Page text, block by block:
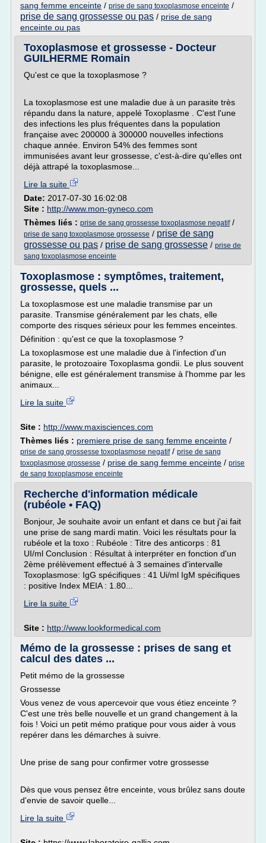
sang femme enceinte / prise de sang toxoplasmose enceinte /
prise de sang grossesse ou pas / prise de sang
enceinte ou pas
Toxoplasmose et grossesse - Docteur
GUILHERME Romain
Qu'est ce que la toxoplasmose ?
La toxoplasmose est une maladie due à un parasite très
répandu dans la nature, appelé Toxoplasme . C'est l'une
des infections les plus fréquentes dans la population
française avec 200000 à 300000 nouvelles infections
chaque année. Environ 54% des femmes sont
immunisées avant leur grossesse, c'est-à-dire qu'elles ont
déjà attrapé la toxoplasmose...
Lire la suite
Date: 2017-07-30 16:02:08
Site : http://www.mon-gyneco.com
Thèmes liés : prise de sang grossesse toxoplasmose negatif/
prise de sang toxoplasmose grossesse / prise de sang
grossesse ou pas / prise de sang grossesse / prise de
sang toxoplasmose enceinte
Toxoplasmose : symptômes, traitement,
grossesse, quels ...
La toxoplasmose est une maladie transmise par un
parasite. Transmise généralement par les chats, elle
comporte des risques sérieux pour les femmes enceintes.
Définition : qu'est ce que la toxoplasmose ?
La toxoplasmose est une maladie due à l'infection d'un
parasite, le protozoaire Toxoplasma gondii. Le plus souvent
bénigne, elle est généralement transmise à l'homme par les
animaux...
Lire la suite
Site : http://www.maxisciences.com
Thèmes liés : premiere prise de sang femme enceinte /
prise de sang grossesse toxoplasmose negatif/ prise de sang
toxoplasmose grossesse / prise de sang femme enceinte / prise
de sang toxoplasmose enceinte
Recherche d'information médicale
(rubéole • FAQ)
Bonjour, Je souhaite avoir un enfant et dans ce but j'ai fait
une prise de sang mardi matin. Voici les résultats pour la
rubéole et la toxo : Rubéole : Titre des anticorps : 81
UI/ml Conclusion : Résultat à interpréter en fonction d'un
2ème prélèvement effectué à 3 semaines d'intervalle
Toxoplasmose: IgG spécifiques : 41 Ui/ml IgM spécifiques
: positive Index MEIA : 1.80...
Lire la suite
Site : http://www.lookformedical.com
Mémo de la grossesse : prises de sang et
calcul des dates ...
Petit mémo de la grossesse
Grossesse
Vous venez de vous apercevoir que vous étiez enceinte ?
C'est une très belle nouvelle et un grand changement à la
fois ! Voici un petit mémo pratique pour vous aider à vous
repérer dans les démarches à suivre.
Une prise de sang pour confirmer votre grossesse
Dès que vous pensez être enceinte, vous brûlez sans doute
d'envie de savoir quelle...
Lire la suite